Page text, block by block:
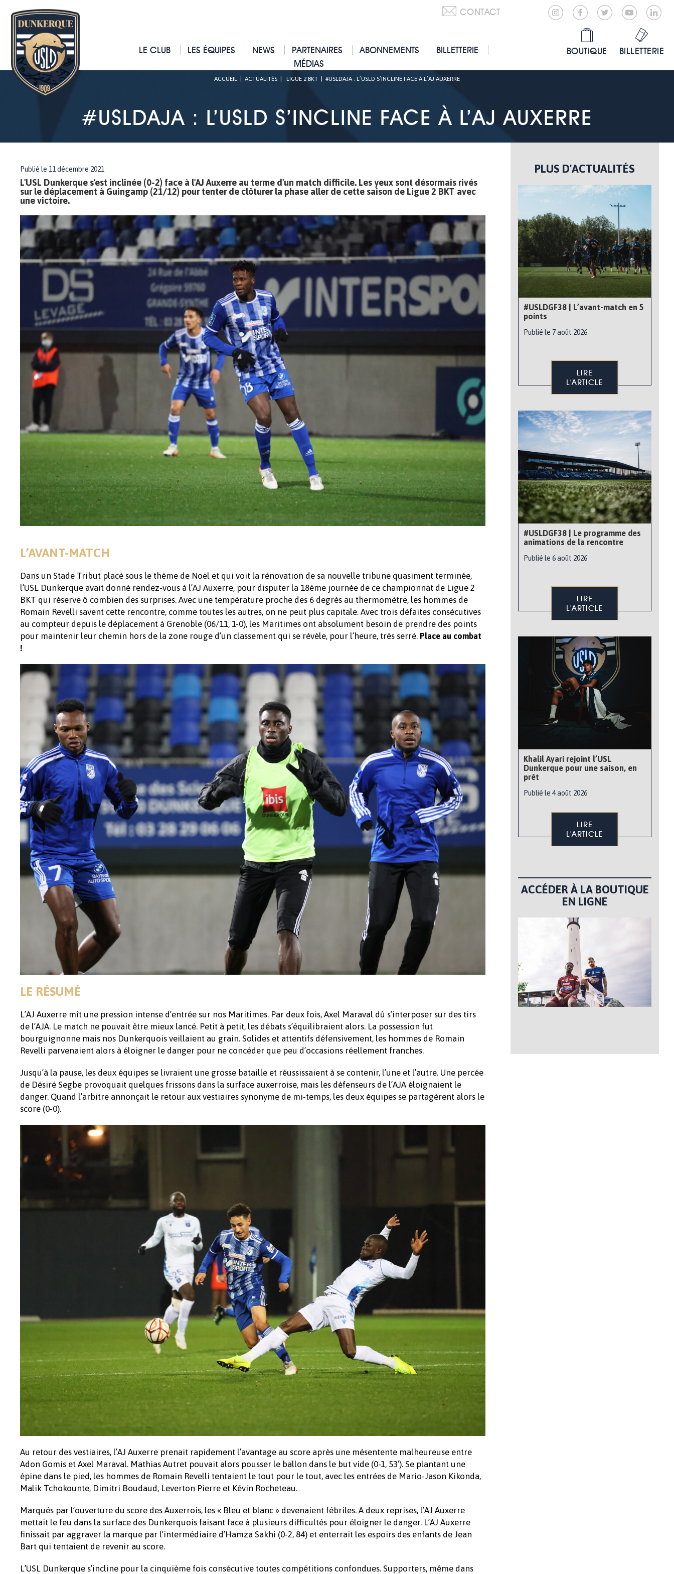
CONTACT
LE CLUB LES ÉQUIPES NEWS PARTENAIRES ABONNEMENTS
BILLETTERIE
MÉDIAS
BOUTIQUE BILLETTERIE
ACCUEIL ACTUALITÉS LIGUE 2 BKT #USLDAJA : L’USLD S’INCLINE FACE À L’AJ AUXERRE
#USLDAJA : L’USLD S’INCLINE FACE À L’AJ AUXERRE
Publié le 11 décembre 2021
L'USL Dunkerque s'est inclinée (0-2) face à l'AJ Auxerre au terme d'un match difficile. Les yeux sont désormais rivés
sur le déplacement à Guingamp (21/12) pour tenter de clôturer la phase aller de cette saison de Ligue 2 BKT avec
une victoire.
L’AVANT-MATCH
Dans un Stade Tribut placé sous le thème de Noël et qui voit la rénovation de sa nouvelle tribune quasiment terminée,
l’USL Dunkerque avait donné rendez-vous à l’AJ Auxerre, pour disputer la 18ème journée de ce championnat de Ligue 2
BKT qui réserve ô combien des surprises. Avec une température proche des 6 degrés au thermomètre, les hommes de
Romain Revelli savent cette rencontre, comme toutes les autres, on ne peut plus capitale. Avec trois défaites consécutives
au compteur depuis le déplacement à Grenoble (06/11, 1-0), les Maritimes ont absolument besoin de prendre des points
pour maintenir leur chemin hors de la zone rouge d’un classement qui se révèle, pour l’heure, très serré. Place au combat
!
LE RÉSUMÉ
L’AJ Auxerre mît une pression intense d’entrée sur nos Maritimes. Par deux fois, Axel Maraval dû s’interposer sur des tirs
de l’AJA. Le match ne pouvait être mieux lancé. Petit à petit, les débats s’équilibraient alors. La possession fut
bourguignonne mais nos Dunkerquois veillaient au grain. Solides et attentifs défensivement, les hommes de Romain
Revelli parvenaient alors à éloigner le danger pour ne concéder que peu d’occasions réellement franches.
Jusqu’à la pause, les deux équipes se livraient une grosse bataille et réussissaient à se contenir, l’une et l’autre. Une percée
de Désiré Segbe provoquait quelques frissons dans la surface auxerroise, mais les défenseurs de l’AJA éloignaient le
danger. Quand l’arbitre annonçait le retour aux vestiaires synonyme de mi-temps, les deux équipes se partagèrent alors le
score (0-0).
Au retour des vestiaires, l’AJ Auxerre prenait rapidement l’avantage au score après une mésentente malheureuse entre
Adon Gomis et Axel Maraval. Mathias Autret pouvait alors pousser le ballon dans le but vide (0-1, 53′). Se plantant une
épine dans le pied, les hommes de Romain Revelli tentaient le tout pour le tout, avec les entrées de Mario-Jason Kikonda,
Malik Tchokounte, Dimitri Boudaud, Leverton Pierre et Kévin Rocheteau.
Marqués par l’ouverture du score des Auxerrois, les « Bleu et blanc » devenaient fébriles. A deux reprises, l’AJ Auxerre
mettait le feu dans la surface des Dunkerquois faisant face à plusieurs difficultés pour éloigner le danger. L’AJ Auxerre
finissait par aggraver la marque par l’intermédiaire d’Hamza Sakhi (0-2, 84) et enterrait les espoirs des enfants de Jean
Bart qui tentaient de revenir au score.
L’USL Dunkerque s’incline pour la cinquième fois consécutive toutes compétitions confondues. Supporters, même dans
PLUS D'ACTUALITÉS
#USLDGF38 | L’avant-match en 5
points
Publié le 7 août 2026
LIRE
L'ARTICLE
#USLDGF38 | Le programme des
animations de la rencontre
Publié le 6 août 2026
LIRE
L'ARTICLE
Khalil Ayari rejoint l’USL
Dunkerque pour une saison, en
prêt
Publié le 4 août 2026
LIRE
L'ARTICLE
ACCÉDER À LA BOUTIQUE
EN LIGNE